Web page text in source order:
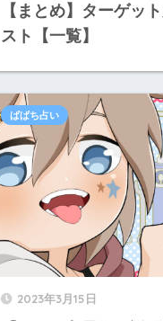
【まとめ】ターゲッ
スト【一覧】
2023年3月15日
ぱぱち占い